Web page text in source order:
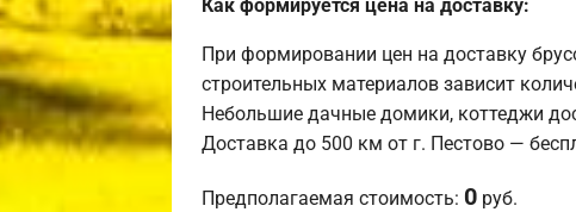
Как формируется цена на доставку:
При формировании цен на доставку
строительных материалов зависит
Небольшие дачные домики, коттеджи
Доставка до 500 км от г. Пестово —
Предполагаемая стоимость: 0 руб.